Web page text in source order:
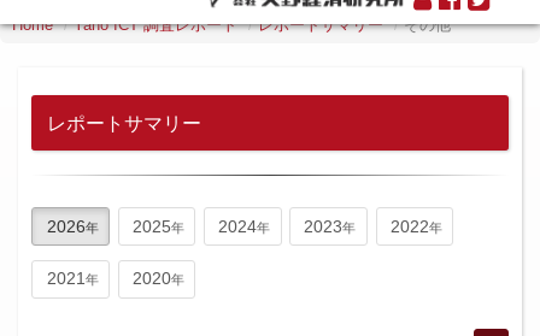
Home Yano ICT 調査レポート レポートサマリー その他
レポートサマリー
2026 2025 2024 2023 2022
2021 2020